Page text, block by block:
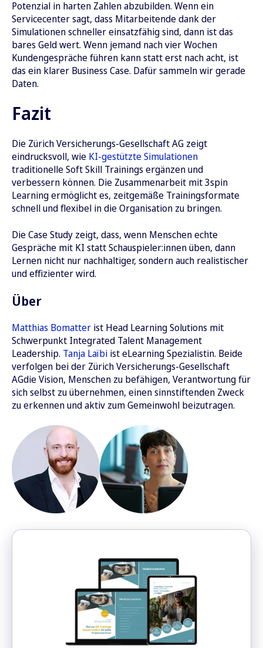
Potenzial in harten Zahlen abzubilden. Wenn ein
Servicecenter sagt, dass Mitarbeitende dank der
Simulationen schneller einsatzfähig sind, dann ist das
bares Geld wert. Wenn jemand nach vier Wochen
Kundengespräche führen kann statt erst nach acht, ist
das ein klarer Business Case. Dafür sammeln wir gerade
Daten.
Fazit
Die Zürich Versicherungs-Gesellschaft AG zeigt
eindrucksvoll, wie KI-gestützte Simulationen
traditionelle Soft Skill Trainings ergänzen und
verbessern können. Die Zusammenarbeit mit 3spin
Learning ermöglicht es, zeitgemäße Trainingsformate
schnell und flexibel in die Organisation zu bringen.
Die Case Study zeigt, dass, wenn Menschen echte
Gespräche mit KI statt Schauspieler:innen üben, dann
Lernen nicht nur nachhaltiger, sondern auch realistischer
und effizienter wird.
Über
Matthias Bomatter ist Head Learning Solutions mit
Schwerpunkt Integrated Talent Management
Leadership. Tanja Laïbi ist eLearning Spezialistin. Beide
verfolgen bei der Zürich Versicherungs-Gesellschaft
AGdie Vision, Menschen zu befähigen, Verantwortung für
sich selbst zu übernehmen, einen sinnstiftenden Zweck
zu erkennen und aktiv zum Gemeinwohl beizutragen.